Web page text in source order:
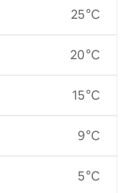
25 °C
20 °C
15 °C
9 °C
5 °C